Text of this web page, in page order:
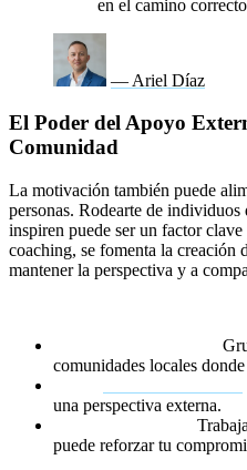
en el camino
— Ariel Díaz
El Poder del Apoyo
Comunidad
La motivación también puede
personas. Rodearte de individuos
inspiren puede ser un factor
coaching, se fomenta la creación
mantener la perspectiva y a
comunidades locales
una perspectiva externa.
puede reforzar tu